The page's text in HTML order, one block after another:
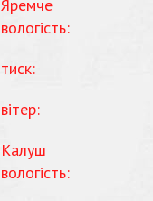
Яремче
вологість:
тиск:
вітер:
Калуш
вологість: